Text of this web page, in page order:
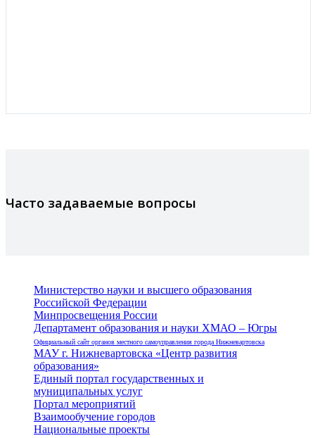
Часто задаваемые вопросы
Министерство науки и высшего образования
Российской Федерации
Минпросвещения России
Департамент образования и науки ХМАО – Югры
Официальный сайт органов местного самоуправления города Нижневартовска
МАУ г. Нижневартовска «Центр развития
образования»
Единый портал государственных и
муниципальных услуг
Портал мероприятий
Взаимообучение городов
Национальные проекты